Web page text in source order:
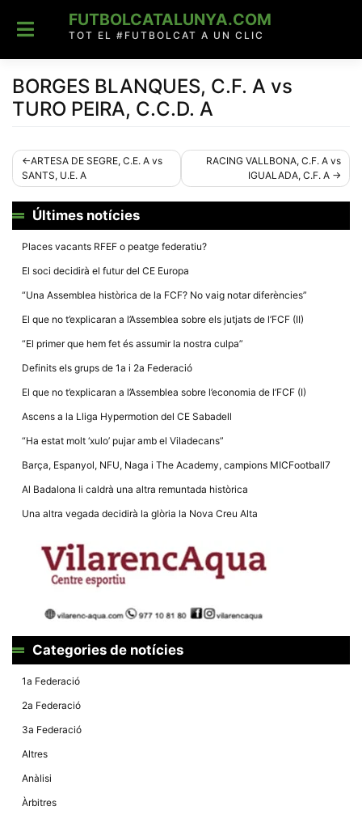
content
FUTBOLCATALUNYA.COM
TOT EL #FUTBOLCAT A UN CLIC
BORGES BLANQUES, C.F. A vs
TURO PEIRA, C.C.D. A
Navegació
d'entrades
ARTESA DE SEGRE, C.E. A vs
SANTS, U.E. A
RACING VALLBONA, C.F. A vs
IGUALADA, C.F. A
Últimes notícies
Places vacants RFEF o peatge federatiu?
El soci decidirà el futur del CE Europa
“Una Assemblea històrica de la FCF? No vaig notar diferències”
El que no t’explicaran a l’Assemblea sobre els jutjats de l’FCF (II)
“El primer que hem fet és assumir la nostra culpa”
Definits els grups de 1a i 2a Federació
El que no t’explicaran a l’Assemblea sobre l’economia de l’FCF (I)
Ascens a la Lliga Hypermotion del CE Sabadell
“Ha estat molt ‘xulo’ pujar amb el Viladecans”
Barça, Espanyol, NFU, Naga i The Academy, campions MICFootball7
Al Badalona li caldrà una altra remuntada històrica
Una altra vegada decidirà la glòria la Nova Creu Alta
Categories de notícies
1a Federació
2a Federació
3a Federació
Altres
Anàlisi
Àrbitres
Necessàries
Aquestes
cookies no
són
opcionals,
són
funcionament
tècnic de la
web.